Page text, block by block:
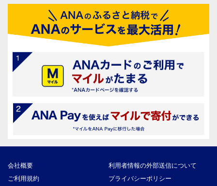
会社概要
利用者情報の外部送信について
ご利用規約
プライバシーポリシー